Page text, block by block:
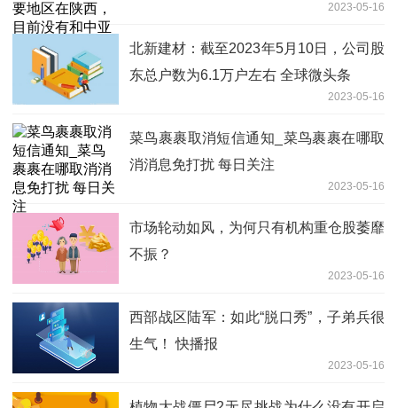
2023-05-16
北新建材：截至2023年5月10日，公司股
东总户数为6.1万户左右 全球微头条
2023-05-16
菜鸟裹裹取消短信通知_菜鸟裹裹在哪取
消消息免打扰 每日关注
2023-05-16
市场轮动如风，为何只有机构重仓股萎靡
不振？
2023-05-16
西部战区陆军：如此“脱口秀”，子弟兵很
生气！ 快播报
2023-05-16